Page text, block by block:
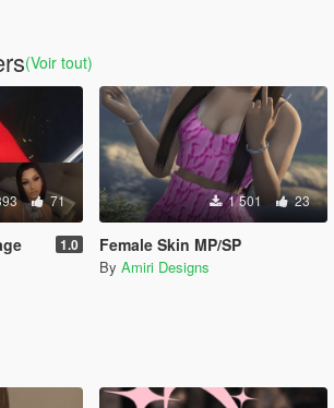
(Voir tout)
71
1.0
1 501 23
Female Skin MP/SP
By Amiri Designs